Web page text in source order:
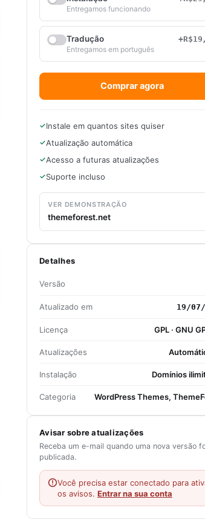
Entregamos funcionando
Tradução
Entregamos em português
Comprar agora
Instale em quantos sites quiser
Atualização automática
Acesso a futuras atualizações
Suporte incluso
VER DEMONSTRAÇÃO
themeforest.net
Detalhes
Versão
Atualizado em 19/
Licença GPL · GNU
Atualizações
Instalação Domínios
Categoria WordPress Themes,
Avisar sobre atualizações
Receba um e-mail quando uma nova versão
publicada.
Você precisa estar conectado para
os avisos. Entrar na sua conta